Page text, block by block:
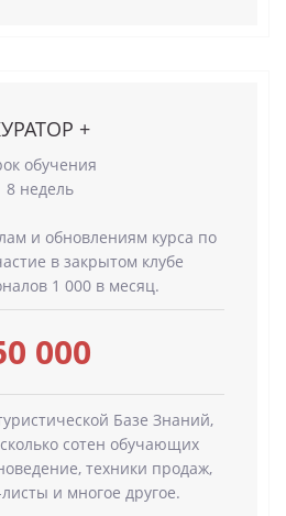
+
обучения
8 недель
и обновлениям курса по
в закрытом клубе
1 000 в месяц.
000
Базе Знаний,
сотен обучающих
техники продаж,
и многое другое.